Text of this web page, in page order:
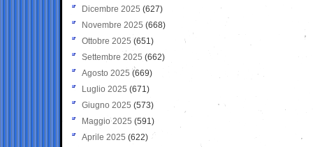
Dicembre 2025 (627)
Novembre 2025 (668)
Ottobre 2025 (651)
Settembre 2025 (662)
Agosto 2025 (669)
Luglio 2025 (671)
Giugno 2025 (573)
Maggio 2025 (591)
Aprile 2025 (622)